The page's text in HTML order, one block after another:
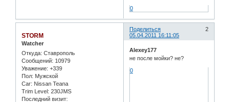
0
Поделиться
2
05.04.2011 16:11:05
STORM
Watcher
Откуда: Ставрополь
Сообщений: 10979
Уважение: +339
Пол: Мужской
Car: Nissan Teana
Trim Level: 230JMS
Последний визит:
Alexey177
не после мойки? не?
0